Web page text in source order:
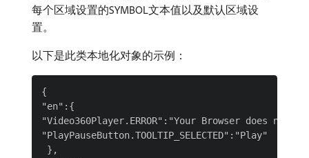
每个区域设置的SYMBOL文本值以及默认区域设
置。
以下是此类本地化对象的示例：
{
"en":{
"Video360Player.ERROR":"Your Browser does
"PlayPauseButton.TOOLTIP_SELECTED":"Play"
},